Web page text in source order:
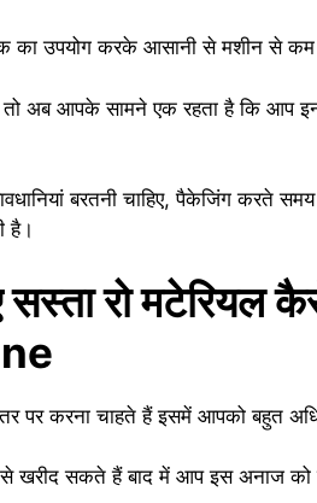
का उपयोग करके आसानी से मशीन से
है तो अब आपके सामने एक रहता है कि
बरतनी चाहिए, पैकेजिंग करते
है।
सस्ता रो
पर करना चाहते हैं इसमें आपको बहुत
से खरीद सकते हैं बाद में आप इस अनाज